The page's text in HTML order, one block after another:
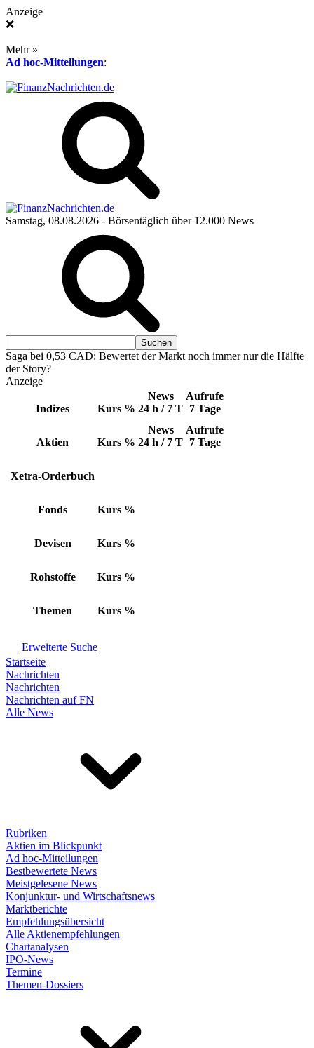
Anzeige
❌
Mehr »
Ad hoc-Mitteilungen:
Samstag, 08.08.2026 - Börsentäglich über 12.000 News
Saga bei 0,53 CAD: Bewertet der Markt noch immer nur die Hälfte
der Story?
Anzeige
Indizes Kurs %
News
24 h / 7 T
Aufrufe
7 Tage
Aktien Kurs %
News
24 h / 7 T
Aufrufe
7 Tage
Xetra-Orderbuch
Fonds Kurs %
Devisen Kurs %
Rohstoffe Kurs %
Themen Kurs %
Erweiterte Suche
Startseite
Nachrichten
Nachrichten
Nachrichten auf FN
Alle News
Rubriken
Aktien im Blickpunkt
Ad hoc-Mitteilungen
Bestbewertete News
Meistgelesene News
Konjunktur- und Wirtschaftsnews
Marktberichte
Empfehlungsübersicht
Alle Aktienempfehlungen
Chartanalysen
IPO-News
Termine
Themen-Dossiers